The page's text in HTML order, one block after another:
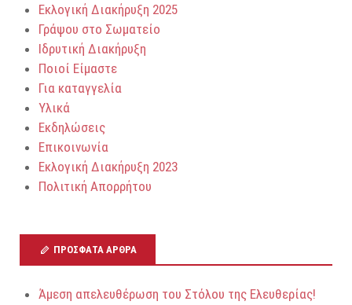
Εκλογική Διακήρυξη 2025
Γράψου στο Σωματείο
Ιδρυτική Διακήρυξη
Ποιοί Είμαστε
Για καταγγελία
Υλικά
Εκδηλώσεις
Επικοινωνία
Εκλογική Διακήρυξη 2023
Πολιτική Απορρήτου
ΠΡΌΣΦΑΤΑ ΆΡΘΡΑ
Άμεση απελευθέρωση του Στόλου της Ελευθερίας!